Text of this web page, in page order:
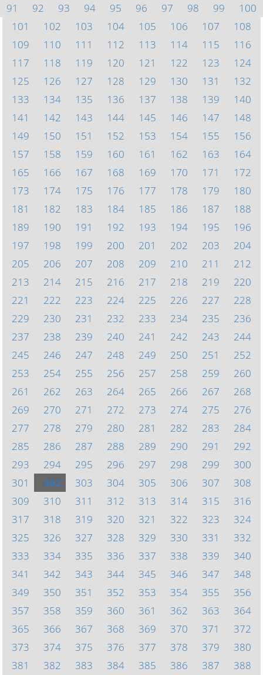
91
92 93 94 95 96 97 98 99
100
101
102 103 104 105 106 107
108
109
110 111 112 113 114 115
116
117
118 119 120 121 122 123
124
125
126 127 128 129 130 131
132
133
134 135 136 137 138 139
140
141
142 143 144 145 146 147
148
149
150 151 152 153 154 155
156
157
158 159 160 161 162 163
164
165
166 167 168 169 170 171
172
173
174 175 176 177 178 179
180
181
182 183 184 185 186 187
188
189
190 191 192 193 194 195
196
197
198 199 200 201 202 203
204
205
206 207 208 209 210 211
212
213
214 215 216 217 218 219
220
221
222 223 224 225 226 227
228
229
230 231 232 233 234 235
236
237
238 239 240 241 242 243
244
245
246 247 248 249 250 251
252
253
254 255 256 257 258 259
260
261
262 263 264 265 266 267
268
269
270 271 272 273 274 275
276
277
278 279 280 281 282 283
284
285
286 287 288 289 290 291
292
293
294 295 296 297 298 299
300
301
302 303 304 305 306 307
308
309
310 311 312 313 314 315
316
317
318 319 320 321 322 323
324
325
326 327 328 329 330 331
332
333
334 335 336 337 338 339
340
341
342 343 344 345 346 347
348
349
350 351 352 353 354 355
356
357
358 359 360 361 362 363
364
365
366 367 368 369 370 371
372
373
374 375 376 377 378 379
380
381
382 383 384 385 386 387 388